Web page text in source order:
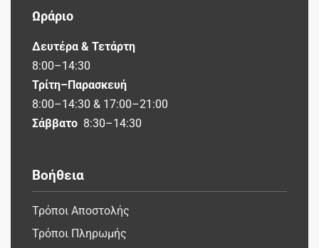
Ωράριο
Δευτέρα & Τετάρτη
8:00–14:30
Τρίτη–Παρασκευή
8:00–14:30 & 17:00–21:00
Σάββατο 8:30–14:30
Βοήθεια
Τρόποι Αποστολής
Τρόποι Πληρωμής